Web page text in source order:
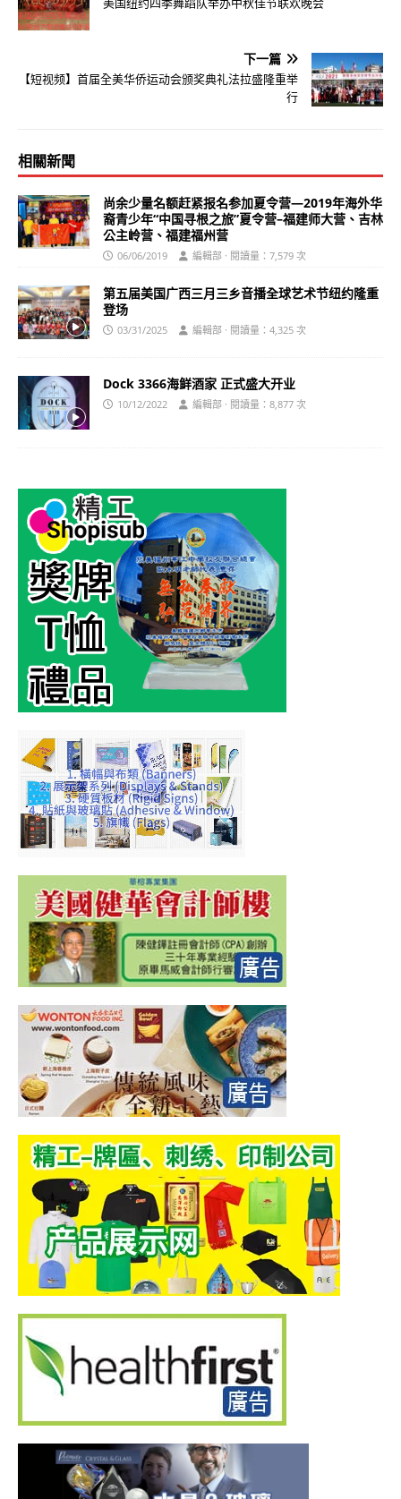
下一篇
【短视频】首届全美华侨运动会颁奖典礼法拉盛隆重举
行
相關新聞
尚余少量名额赶紧报名参加夏令营—2019年海外华
裔青少年“中国寻根之旅”夏令营–福建师大营、吉林
公主岭营、福建福州营
06/06/2019 編輯部 · 閱讀量：7,579 次
第五届美国广西三月三乡音播全球艺术节纽约隆重
登场
03/31/2025 編輯部 · 閱讀量：4,325 次
Dock 3366海鲜酒家 正式盛大开业
10/12/2022 編輯部 · 閱讀量：8,877 次